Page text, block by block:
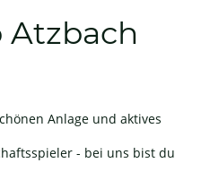
Atzbach
Anlage und aktives
- bei uns bist du